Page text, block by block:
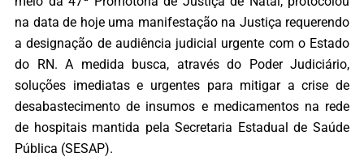
na data de hoje uma manifestação na Justiça requerendo
a designação de audiência judicial urgente com o Estado
do RN. A medida busca, através do Poder Judiciário,
soluções imediatas e urgentes para mitigar a crise de
desabastecimento de insumos e medicamentos na rede
de hospitais mantida pela Secretaria Estadual de Saúde
Pública (SESAP).